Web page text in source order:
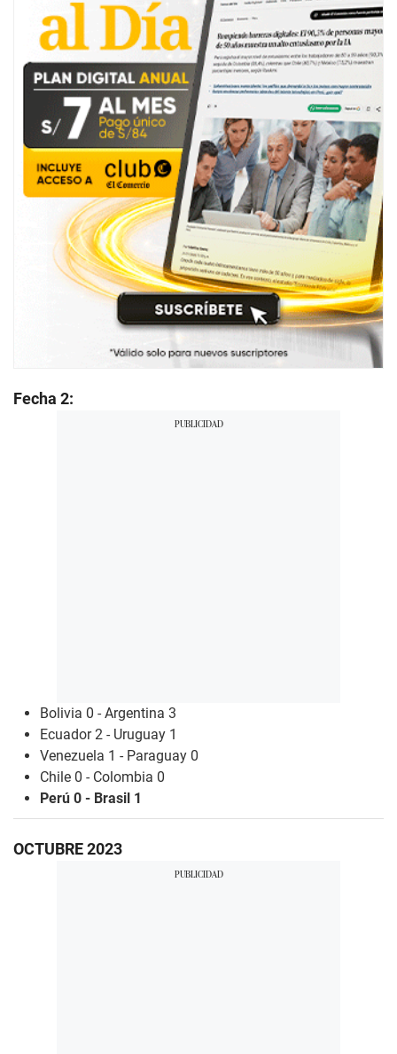
Fecha 2:
Bolivia 0 - Argentina 3
Ecuador 2 - Uruguay 1
Venezuela 1 - Paraguay 0
Chile 0 - Colombia 0
Perú 0 - Brasil 1
OCTUBRE 2023